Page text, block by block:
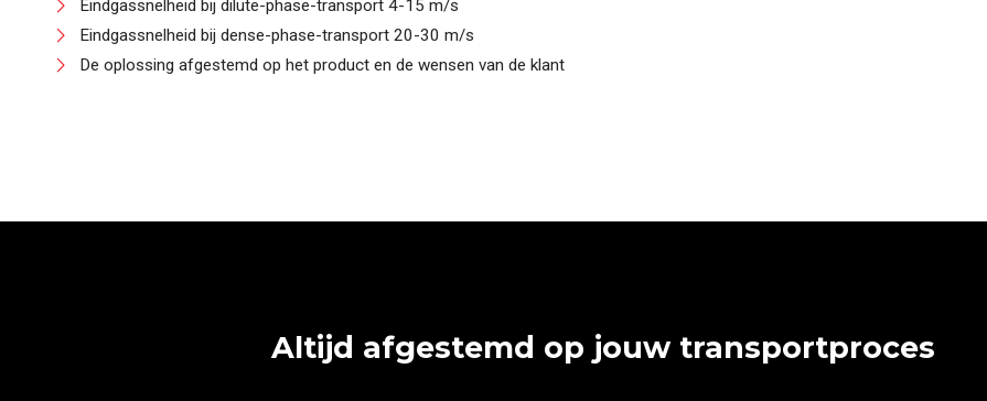
Eindgassnelheid bij dilute-phase-transport 4-15 m/s
Eindgassnelheid bij dense-phase-transport 20-30 m/s
De oplossing afgestemd op het product en de wensen van de klant
Altijd afgestemd op jouw transportproces